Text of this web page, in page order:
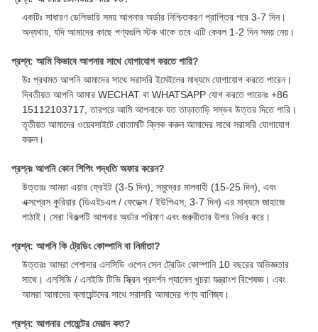
একটিঃ সাধারণ ডেলিভারি সময় আপনার অর্ডার নিশ্চিতকরণ প্রাপ্তির পরে 3-7 দিন।
অন্যথায়, যদি আমাদের কাছে পণ্যগুলি স্টক থাকে তবে এটি কেবল 1-2 দিন সময় নেয়।
প্রশ্ন: আমি কিভাবে আপনার সাথে যোগাযোগ করতে পারি?
উঃ প্রথমত আপনি আমাদের সাথে সরাসরি ইমেইলের মাধ্যমে যোগাযোগ করতে পারেন।
দ্বিতীয়ত আপনি আমার WECHAT বা WHATSAPP যোগ করতে পারেনঃ +86
15112103717, তারপরে আমি আপনাকে যত তাড়াতাড়ি সম্ভব উত্তর দিতে পারি।
তৃতীয়ত আমাদের ওয়েবসাইটে বোতামটি ক্লিক করুন আমাদের সাথে সরাসরি যোগাযোগ
করুন।
প্রশ্নঃ আপনি কোন শিপিং পদ্ধতি অফার করেন?
উত্তরঃ আমরা এয়ার ফ্রেইট (3-5 দিন), সমুদ্রের মালবাহী (15-25 দিন), এবং
এক্সপ্রেস কুরিয়ার (ডিএইচএল / ফেডেক্স / ইউপিএস, 3-7 দিন) এর মাধ্যমে জাহাজে
পাঠাই। সেরা বিকল্পটি আপনার অর্ডার পরিমাণ এবং জরুরীতার উপর নির্ভর করে।
প্রশ্ন: আপনি কি ট্রেডিং কোম্পানি বা নির্মাতা?
উত্তরঃ আমরা পেশাদার এলসিডি ওপেন সেল ট্রেডিং কোম্পানি 10 বছরের অভিজ্ঞতার
সাথে। এলসিডি / এলইডি টিভি স্ক্রিন প্রদর্শন প্যানেল খুচরা যন্ত্রাংশ বিশেষজ্ঞ। এবং
আমরা আমাদের ক্লায়েন্টদের সাথে সরাসরি আমাদের পণ্য বাণিজ্য।
প্রশ্ন: আপনার পেমেন্টের মেয়াদ কত?